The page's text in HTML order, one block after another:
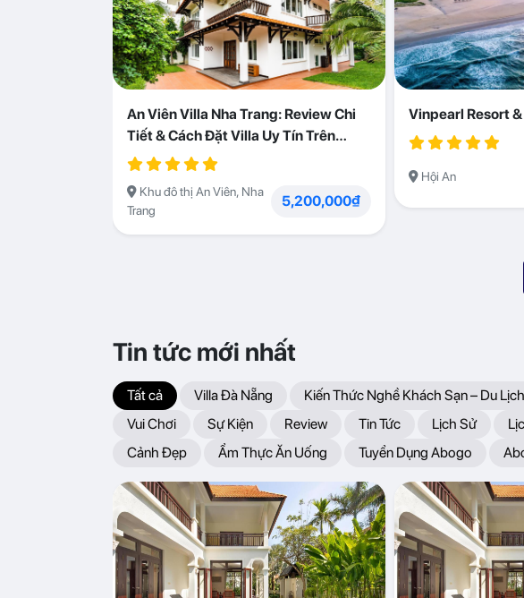
An Viên Villa Nha Trang: Review Chi
Tiết & Cách Đặt Villa Uy Tín Trên
Abogo
Khu đô thị An Viên, Nha
Trang
5,200,000₫
Vinpearl Resort
Hội An
Tin tức mới nhất
Tất cả Villa Đà Nẵng Kiến Thức Nghề Khách Sạn – Du Lịch
Vui Chơi
Sự Kiện Review Tin Tức Lịch Sử
Cảnh Đẹp
Ẩm Thực Ăn Uống Tuyển Dụng Abogo